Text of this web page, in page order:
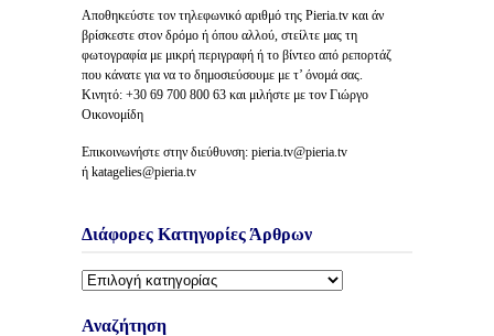
Αποθηκεύστε τον τηλεφωνικό αριθμό της Pieria.tv και άν
βρίσκεστε στον δρόμο ή όπου αλλού, στείλτε μας τη
φωτογραφία με μικρή περιγραφή ή το βίντεο από ρεπορτάζ
που κάνατε για να το δημοσιεύσουμε με τ’ όνομά σας.
Κινητό: +30 69 700 800 63 και μιλήστε με τον Γιώργο
Οικονομίδη
Επικοινωνήστε στην διεύθυνση: pieria.tv@pieria.tv
ή katagelies@pieria.tv
Διάφορες Κατηγορίες Άρθρων
Διάφορες
Άρθρων
Αναζήτηση